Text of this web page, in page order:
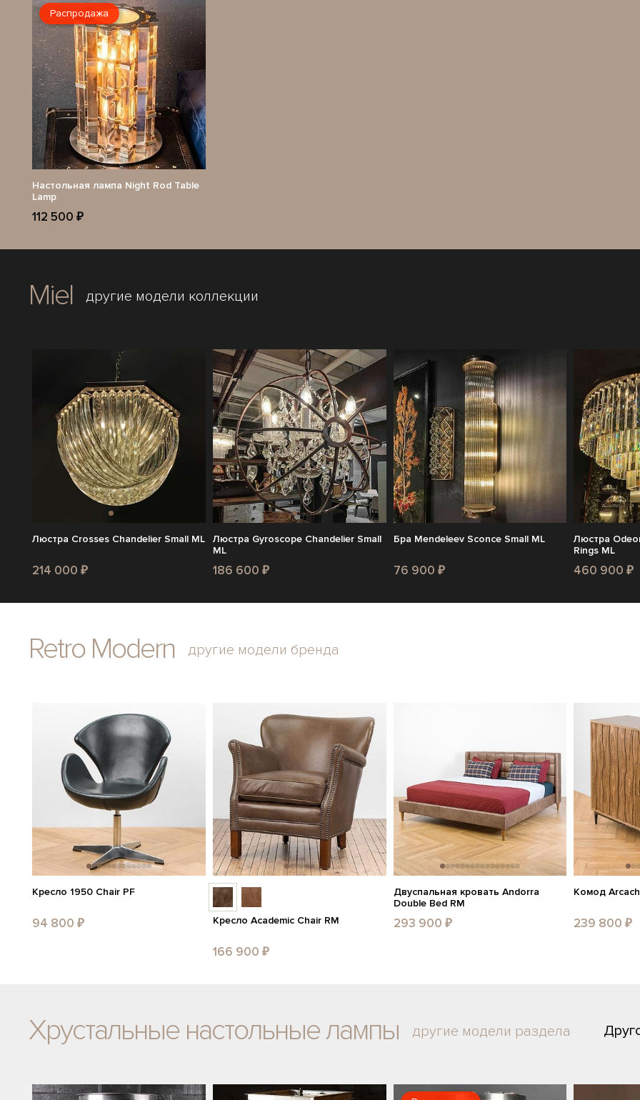
Распродажа
Настольная лампа Night Rod Table
Lamp
112 500 ₽
Miel другие модели коллекции
Люстра Crosses Chandelier Small ML
214 000 ₽
Люстра Gyroscope Chandelier Small
ML
186 600 ₽
Бра Mendeleev Sconce Small ML
76 900 ₽
Люстра
Rings ML
460 900 ₽
Retro Modern другие модели бренда
Кресло 1950 Chair PF
94 800 ₽ Кресло Academic Chair RM
166 900 ₽
Двуспальная кровать Andorra
Double Bed RM
293 900 ₽
Комод
239 800 ₽
Хрустальные настольные лампы другие модели раздела